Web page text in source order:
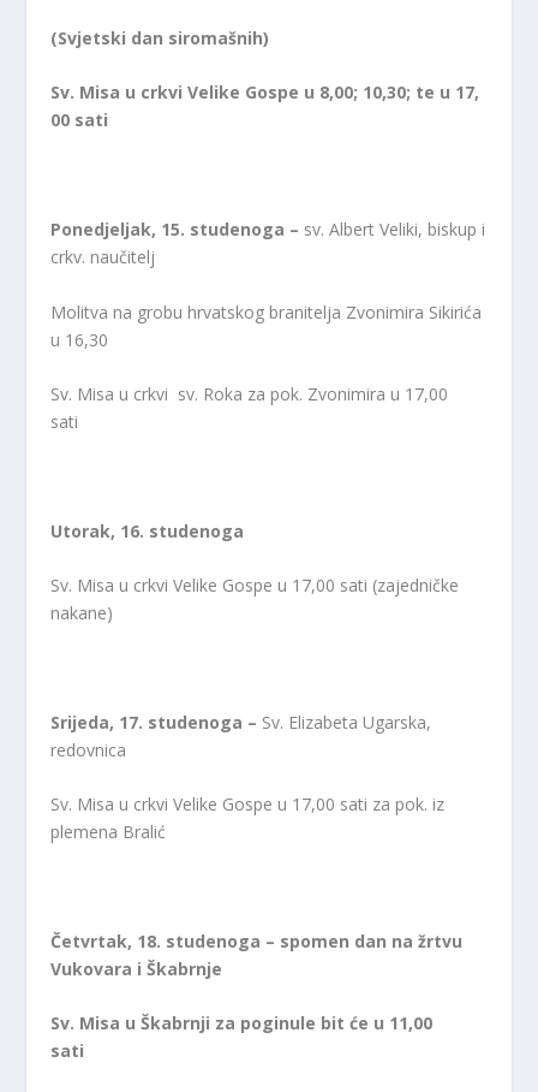
(Svjetski dan siromašnih)
Sv. Misa u crkvi Velike Gospe u 8,00; 10,30; te u 17,
00 sati
Ponedjeljak, 15. studenoga – sv. Albert Veliki, biskup i
crkv. naučitelj
Molitva na grobu hrvatskog branitelja Zvonimira Sikirića
u 16,30
Sv. Misa u crkvi sv. Roka za pok. Zvonimira u 17,00
sati
Utorak, 16. studenoga
Sv. Misa u crkvi Velike Gospe u 17,00 sati (zajedničke
nakane)
Srijeda, 17. studenoga – Sv. Elizabeta Ugarska,
redovnica
Sv. Misa u crkvi Velike Gospe u 17,00 sati za pok. iz
plemena Bralić
Četvrtak, 18. studenoga – spomen dan na žrtvu
Vukovara i Škabrnje
Sv. Misa u Škabrnji za poginule bit će u 11,00
sati